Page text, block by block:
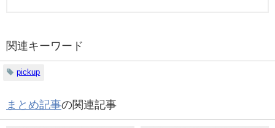
関連キーワード
pickup
まとめ記事の関連記事